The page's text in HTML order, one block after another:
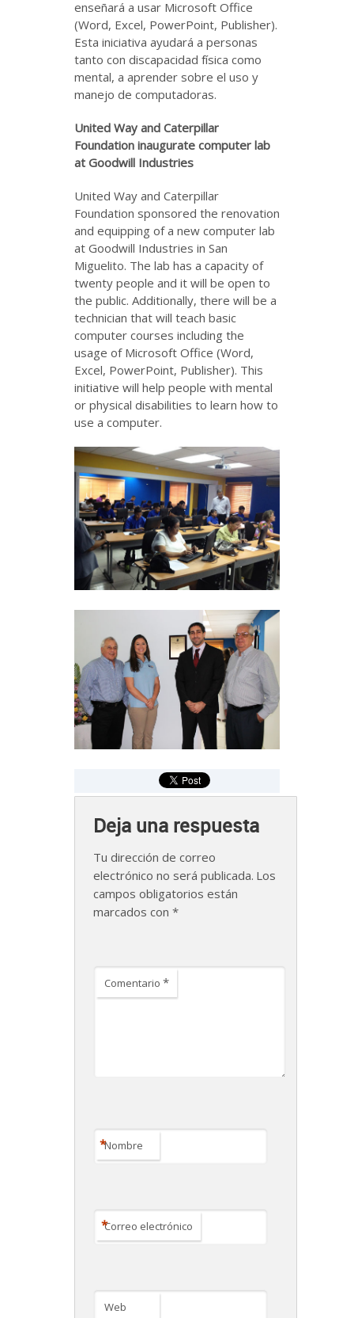
enseñará a usar Microsoft Office
(Word, Excel, PowerPoint, Publisher).
Esta iniciativa ayudará a personas
tanto con discapacidad física como
mental, a aprender sobre el uso y
manejo de computadoras.
United Way and Caterpillar
Foundation inaugurate computer lab
at Goodwill Industries
United Way and Caterpillar
Foundation sponsored the renovation
and equipping of a new computer lab
at Goodwill Industries in San
Miguelito. The lab has a capacity of
twenty people and it will be open to
the public. Additionally, there will be a
technician that will teach basic
computer courses including the
usage of Microsoft Office (Word,
Excel, PowerPoint, Publisher). This
initiative will help people with mental
or physical disabilities to learn how to
use a computer.
Deja una respuesta
Tu dirección de correo
electrónico no será publicada. Los
campos obligatorios están
marcados con *
Comentario *
Nombre
*
Correo electrónico
*
Web